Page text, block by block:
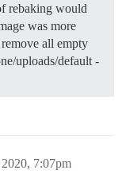
rebaking would
was more
all empty
uploads/default -
7:07pm